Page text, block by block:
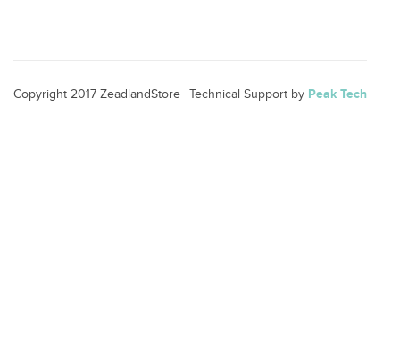
Copyright 2017 ZeadlandStore Technical Support by Peak Tech